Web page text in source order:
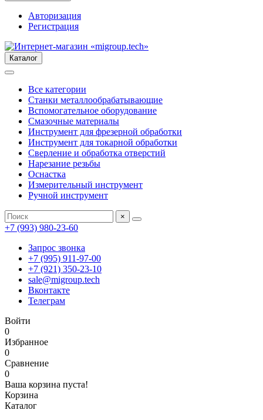
Авторизация
Регистрация
Каталог
Все категории
Станки металлообрабатывающие
Вспомогательное оборудование
Смазочные материалы
Инструмент для фрезерной обработки
Инструмент для токарной обработки
Сверление и обработка отверстий
Нарезание резьбы
Оснастка
Измерительный инструмент
Ручной инструмент
×
+7 (993) 980-23-60
Запрос звонка
+7 (995) 911-97-00
+7 (921) 350-23-10
sale@migroup.tech
Вконтакте
Телеграм
Войти
0
Избранное
0
Сравнение
0
Ваша корзина пуста!
Корзина
Каталог